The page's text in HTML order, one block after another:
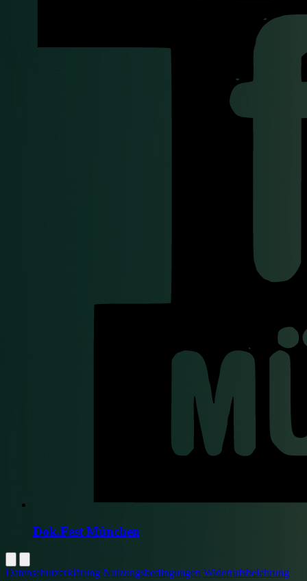
Dok.Fest München
Datenschutzerklärung Nutzungsbedingungen Widerrufsbelehrung